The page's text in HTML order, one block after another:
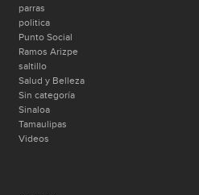
parras
politica
Punto Social
Ramos Arizpe
saltillo
Salud y Belleza
Sin categoría
Sinaloa
Tamaulipas
Videos